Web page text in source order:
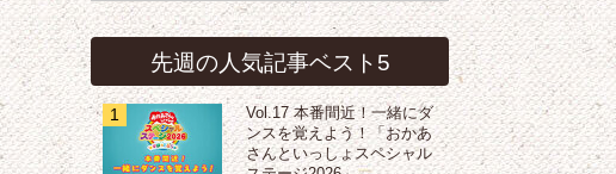
先週の人気記事ベスト5
1
Vol.17 本番間近！一緒にダ
ンスを覚えよう！「おかあ
さんといっしょスペシャル